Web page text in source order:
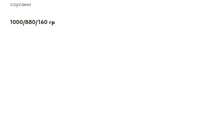
соусами
1000/880/160 гр